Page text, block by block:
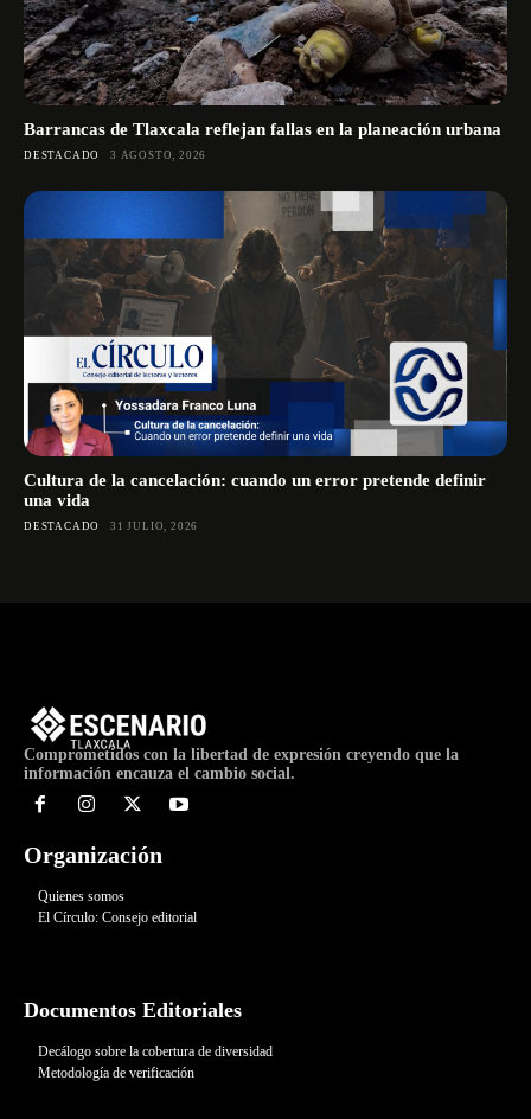
Barrancas de Tlaxcala reflejan fallas en la planeación urbana
DESTACADO 3 AGOSTO, 2026
Cultura de la cancelación: cuando un error pretende definir
una vida
DESTACADO 31 JULIO, 2026
Comprometidos con la libertad de expresión creyendo que la
información encauza el cambio social.
Organización
Quienes somos
El Círculo: Consejo editorial
Documentos Editoriales
Decálogo sobre la cobertura de diversidad
Metodología de verificación